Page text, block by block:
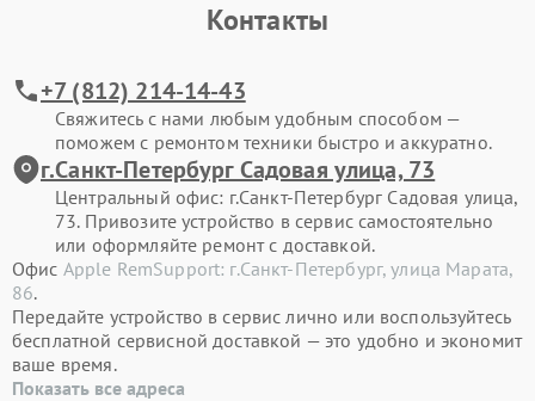
Контакты
+7 (812) 214-14-43
Свяжитесь с нами любым удобным способом —
поможем с ремонтом техники быстро и аккуратно.
г.Санкт-Петербург Садовая улица, 73
Центральный офис: г.Санкт-Петербург Садовая улица,
73. Привозите устройство в сервис самостоятельно
или оформляйте ремонт с доставкой.
Офис Apple RemSupport: г.Санкт-Петербург, улица Марата,
86.
Передайте устройство в сервис лично или воспользуйтесь
бесплатной сервисной доставкой — это удобно и экономит
ваше время.
Показать все адреса